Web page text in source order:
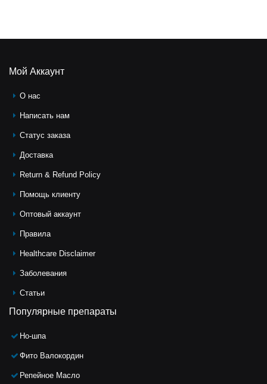
Мой Аккаунт
О нас
Написать нам
Статус заказа
Доставка
Return & Refund Policy
Помощь клиeнту
Оптовый аккаунт
Правила
Healthcare Disclaimer
Заболевания
Статьи
Популярные препараты
Но-шпа
Фито Валокордин
Репейное Масло